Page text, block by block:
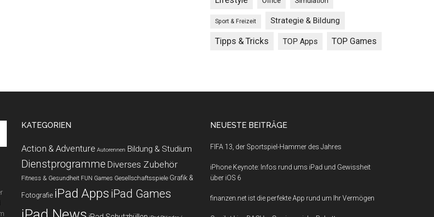
Sport & Freizeit Strategie & Bildung
Tipps & Tricks TOP Apps TOP Games
KATEGORIEN
Action & Adventure Autorennen Bildung & Studium
Dienstprogramme Diverses Zubehör
Fitness & Gesundheit FUN Games Gesellschaftsspiele Grafik &
Fotografie iPad Apps iPad Games
NEUESTE BEITRÄGE
FIFA 13, der Sportspiel-Hammer des Jahres
iPhone Keynote: Infos rund ums iPad und Gewissheit
über iOS 6
finanzen.net ist die perfekte App rund um Ihr Vermögen